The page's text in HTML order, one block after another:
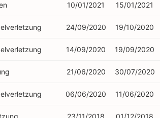
10/01/2021 15/01/2021
24/09/2020 19/10/2020
14/09/2020 19/09/2020
21/06/2020 30/07/2020
06/06/2020 11/06/2020
23/11/2018 01/12/2018